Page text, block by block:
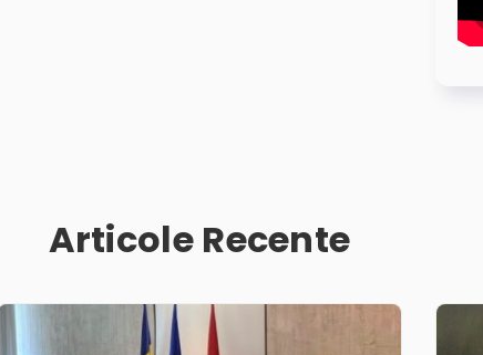
Articole Recente